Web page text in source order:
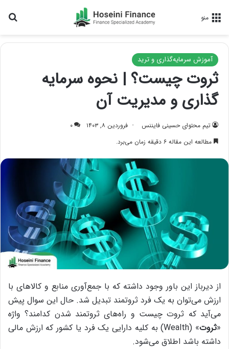
منو
آموزش سرمایه‌گذاری و ترید
ثروت چیست؟ | نحوه سرمایه
گذاری و مدیریت آن
تیم محتوای حسینی‌ فایننس فروردین ۸, ۱۴۰۳
۰
مطالعه این مقاله ۶ دقیقه زمان می‌برد.
از دیرباز این باور وجود داشته که با جمع‌آوری منابع و کالاهای با
ارزش می‎‌توان به یک فرد ثروتمند تبدیل شد. حال این سوال پیش
می‌آید که ثروت چیست و راه‌های ثروتمند شدن کدامند؟ واژه
«ثروت
» (Wealth) به کلیه دارایی یک فرد یا کشور که ارزش مالی
داشته باشد اطلاق می‌شود.